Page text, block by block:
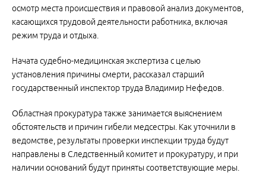
осмотр места происшествия и правовой анализ документов,
касающихся трудовой деятельности работника, включая
режим труда и отдыха.
Начата судебно-медицинская экспертиза с целью
установления причины смерти, рассказал старший
государственный инспектор труда Владимир Нефедов.
Областная прокуратура также занимается выяснением
обстоятельств и причин гибели медсестры. Как уточнили в
ведомстве, результаты проверки инспекции труда будут
направлены в Следственный комитет и прокуратуру, и при
наличии оснований будут приняты соответствующие меры.